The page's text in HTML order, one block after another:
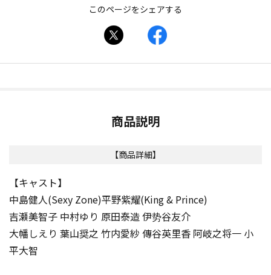
このページをシェアする
商品説明
【商品詳細】
【キャスト】
中島健人(Sexy Zone)平野紫耀(King & Prince)
吉瀬美智子 中村ゆり 原田泰造 伊势谷友介
大幡しえり 葉山奨之 竹内愛紗 傳谷英里香 阿岐之将一 小
平大智